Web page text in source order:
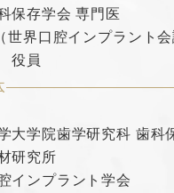
保存学会 専門医
世界口腔インプラント
役員
大学院歯学研究科 歯科
研究所
インプラント学会